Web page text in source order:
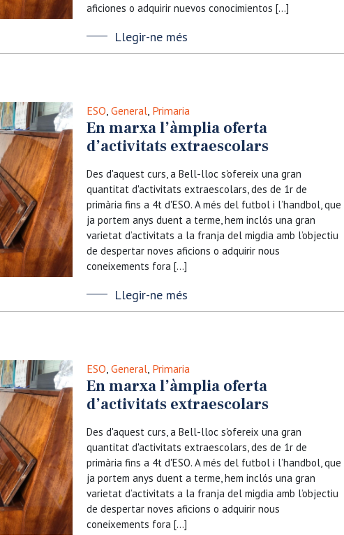
aficiones o adquirir nuevos conocimientos […]
Llegir-ne més
ESO, General, Primaria
En marxa l’àmplia oferta
d’activitats extraescolars
Des d'aquest curs, a Bell-lloc s'ofereix una gran
quantitat d'activitats extraescolars, des de 1r de
primària fins a 4t d'ESO. A més del futbol i l’handbol, que
ja portem anys duent a terme, hem inclós una gran
varietat d’activitats a la franja del migdia amb l’objectiu
de despertar noves aficions o adquirir nous
coneixements fora […]
Llegir-ne més
ESO, General, Primaria
En marxa l’àmplia oferta
d’activitats extraescolars
Des d'aquest curs, a Bell-lloc s'ofereix una gran
quantitat d'activitats extraescolars, des de 1r de
primària fins a 4t d'ESO. A més del futbol i l’handbol, que
ja portem anys duent a terme, hem inclós una gran
varietat d’activitats a la franja del migdia amb l’objectiu
de despertar noves aficions o adquirir nous
coneixements fora […]